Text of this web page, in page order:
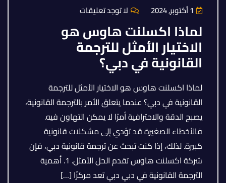
لا توجد تعليقات
لماذا اكسلنت هاوس هو
الاختيار الأمثل للترجمة
القانونية في دبي؟
لماذا اكسلنت هاوس هو الاختيار الأمثل للترجمة
القانونية في دبي؟ عندما يتعلق الأمر بالترجمة القانونية،
يصبح الدقة والاحترافية أمرًا لا يمكن التهاون فيه.
فالأخطاء الصغيرة قد تؤدي إلى مشكلات قانونية
كبيرة. لذلك، إذا كنت تبحث عن ترجمة قانونية دبي، فإن
شركة اكسلنت هاوس تقدم الحل الأمثل. 1. أهمية
الترجمة القانونية في دبي دبي تعد مركزًا […]